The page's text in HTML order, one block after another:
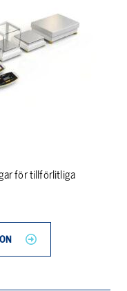
för tillförlitliga